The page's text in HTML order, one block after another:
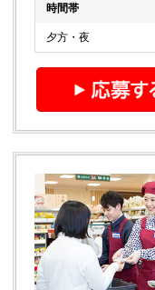
時間帯
夕方・夜